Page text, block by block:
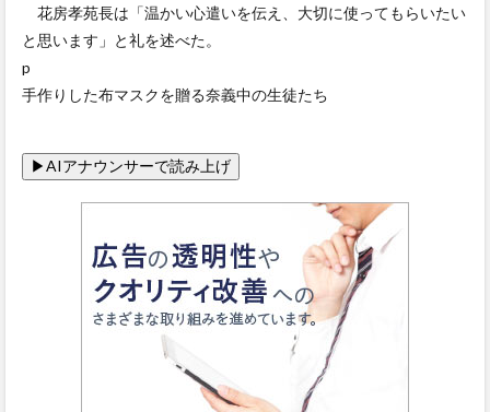
花房孝苑長は「温かい心遣いを伝え、大切に使ってもらいたい
と思います」と礼を述べた。
p
手作りした布マスクを贈る奈義中の生徒たち